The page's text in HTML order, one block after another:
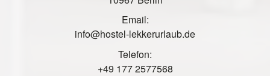
Email:
info@hostel-lekkerurlaub.de
Telefon:
+49 177 2577568